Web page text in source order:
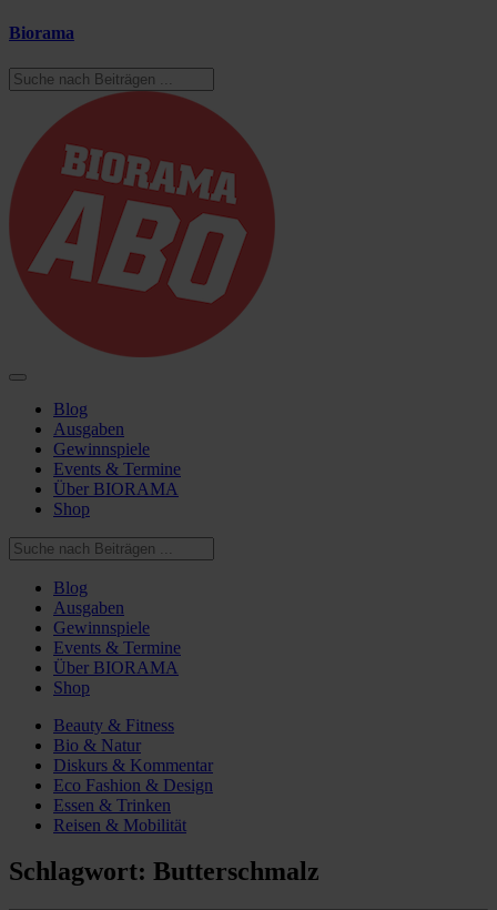
Biorama
Blog
Ausgaben
Gewinnspiele
Events & Termine
Über BIORAMA
Shop
Blog
Ausgaben
Gewinnspiele
Events & Termine
Über BIORAMA
Shop
Beauty & Fitness
Bio & Natur
Diskurs & Kommentar
Eco Fashion & Design
Essen & Trinken
Reisen & Mobilität
Schlagwort: Butterschmalz